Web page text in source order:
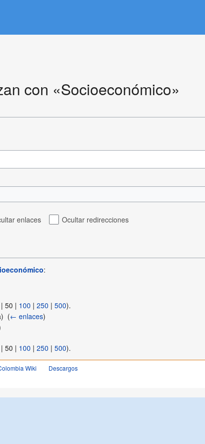
con «Socioeconómico»
enlaces Ocultar redirecciones
:
|50 | 100 |250 |500).
(← enlaces)
|50 | 100 |250 |500).
Wiki Descargos